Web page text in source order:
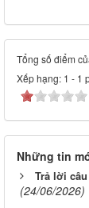
Tổng số điểm
Xếp hạng: 1 - 1
Những tin
Trả lời
(24/06/2026)